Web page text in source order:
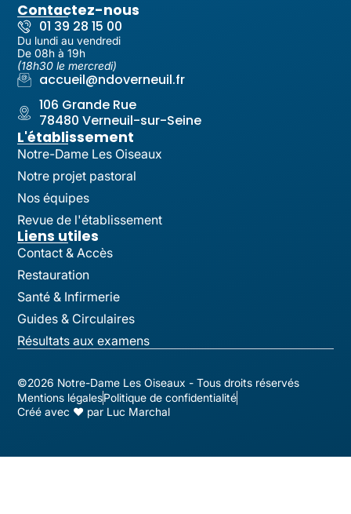
Contactez-nous
01 39 28 15 00
Du lundi au vendredi
De 08h à 19h
(18h30 le mercredi)
accueil@ndoverneuil.fr
106 Grande Rue
78480 Verneuil-sur-Seine
L'établissement
Notre-Dame Les Oiseaux
Notre projet pastoral
Nos équipes
Revue de l'établissement
Liens utiles
Contact & Accès
Restauration
Santé & Infirmerie
Guides & Circulaires
Résultats aux examens
©2026 Notre-Dame Les Oiseaux - Tous droits réservés
Mentions légalesPolitique de confidentialité
Créé avec ♥ par Luc Marchal